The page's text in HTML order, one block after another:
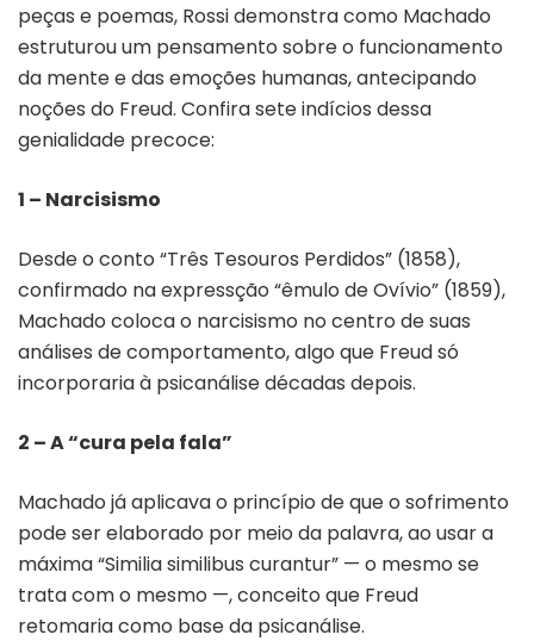
peças e poemas, Rossi demonstra como Machado
estruturou um pensamento sobre o funcionamento
da mente e das emoções humanas, antecipando
noções do Freud. Confira sete indícios dessa
genialidade precoce:
1 – Narcisismo
Desde o conto “Três Tesouros Perdidos” (1858),
confirmado na expressção “êmulo de Ovívio” (1859),
Machado coloca o narcisismo no centro de suas
análises de comportamento, algo que Freud só
incorporaria à psicanálise décadas depois.
2 – A “cura pela fala”
Machado já aplicava o princípio de que o sofrimento
pode ser elaborado por meio da palavra, ao usar a
máxima “Similia similibus curantur” — o mesmo se
trata com o mesmo —, conceito que Freud
retomaria como base da psicanálise.